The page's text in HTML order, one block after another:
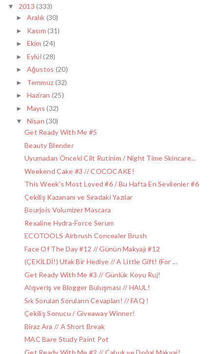
▼ 2013(333)
► Aralık (30)
► Kasım(31)
► Ekim(24)
► Eylül(28)
► Ağustos (20)
► Temmuz (32)
► Haziran (25)
► Mayıs(32)
▼ Nisan(30)
Get Ready With Me #5
Beauty Blender
Uyumadan Önceki Cilt Rutinim / Night Time Skincare...
Weekend Cake #3 // COCOCAKE!
This Week's Most Loved #6 / Bu Hafta En Sevilenler #6
Çekiliş Kazananı ve Sıradaki Yazılar
Bourjois Volumizer Mascara
Rexaline Hydra-Force Serum
ECOTOOLS Airbrush Concealer Brush
Face Of The Day #12 // Günün Makyajı #12
(ÇEKİLDİ!) Ufak Bir Hediye // A Little Gift! (For ...
Get Ready With Me #3 // Günlük Koyu Ruj!
Alışveriş ve Blogger Buluşması // HAUL!
Sık Sorulan Soruların Cevapları! // FAQ !
Çekiliş Sonucu / Giveaway Winner!
Biraz Ara // A Short Break
MAC Bare Study Paint Pot
Get Ready With Me #2 // Çabuk ve Doğal Makyaj!